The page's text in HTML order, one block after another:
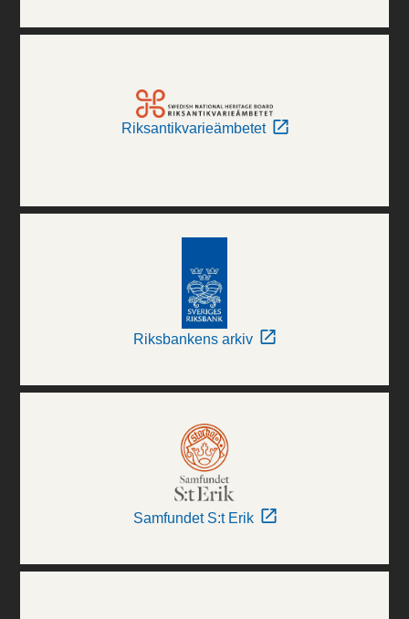
Riksantikvarieämbetet
Riksbankens arkiv
Samfundet S:t Erik